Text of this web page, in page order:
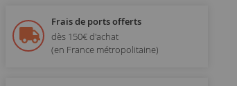
Frais de ports offerts
dès 150€ d'achat
(en France métropolitaine)